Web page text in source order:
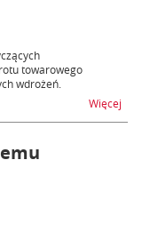
towarowego
wdrożeń.
Więcej